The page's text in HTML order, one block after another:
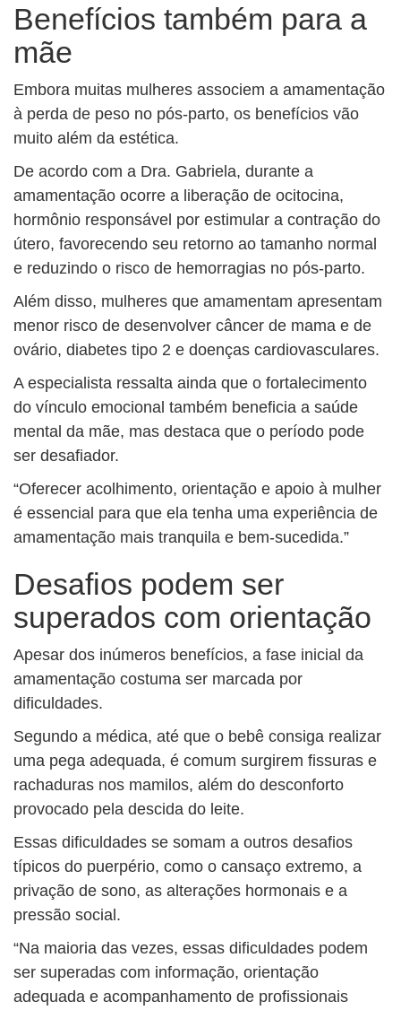
Benefícios também para a
mãe
Embora muitas mulheres associem a amamentação
à perda de peso no pós-parto, os benefícios vão
muito além da estética.
De acordo com a Dra. Gabriela, durante a
amamentação ocorre a liberação de ocitocina,
hormônio responsável por estimular a contração do
útero, favorecendo seu retorno ao tamanho normal
e reduzindo o risco de hemorragias no pós-parto.
Além disso, mulheres que amamentam apresentam
menor risco de desenvolver câncer de mama e de
ovário, diabetes tipo 2 e doenças cardiovasculares.
A especialista ressalta ainda que o fortalecimento
do vínculo emocional também beneficia a saúde
mental da mãe, mas destaca que o período pode
ser desafiador.
“Oferecer acolhimento, orientação e apoio à mulher
é essencial para que ela tenha uma experiência de
amamentação mais tranquila e bem-sucedida.”
Desafios podem ser
superados com orientação
Apesar dos inúmeros benefícios, a fase inicial da
amamentação costuma ser marcada por
dificuldades.
Segundo a médica, até que o bebê consiga realizar
uma pega adequada, é comum surgirem fissuras e
rachaduras nos mamilos, além do desconforto
provocado pela descida do leite.
Essas dificuldades se somam a outros desafios
típicos do puerpério, como o cansaço extremo, a
privação de sono, as alterações hormonais e a
pressão social.
“Na maioria das vezes, essas dificuldades podem
ser superadas com informação, orientação
adequada e acompanhamento de profissionais